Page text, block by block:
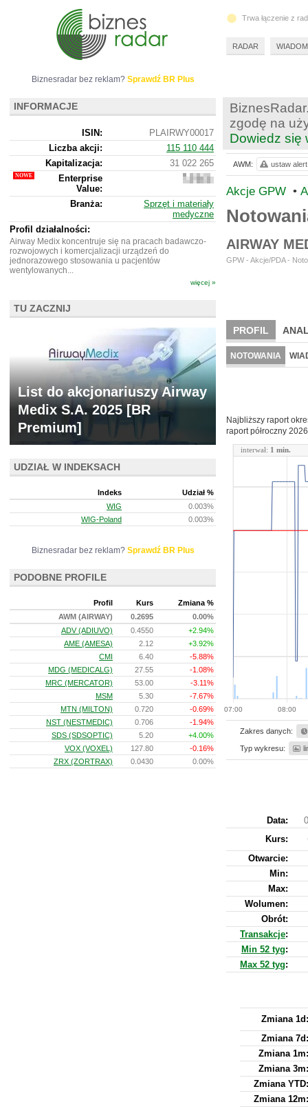
zgodę na
Dowiedz się
Akcje GPW •
AIRWAY
GPW - Akcje/PDA -
PROFIL
BR LAB
NOTOWANIA
Najbliższy raport
raport półroczny
07:00 08:00
interwał: 1 min.
Zakres danych:
Typ wykresu:
Data:
Kurs:
Otwarcie:
Min:
Max:
Wolumen:
Obrót:
Transakcje:
Min 52 tyg:
Max 52 tyg:
Zmiana 1d:
Zmiana 7d:
Zmiana 1m:
Zmiana 3m:
Zmiana YTD:
Zmiana 12m:
AWM: ustaw alert
Biznesradar bez reklam? Sprawdź BR Plus
INFORMACJE
ISIN:
PLAIRWY00017
Liczba akcji:
115 110 444
Kapitalizacja:
31 022 265
Enterprise
Value:
44
265
Branża:
Sprzęt i materiały
medyczne
Profil działalności:
Airway Medix koncentruje się na pracach badawczo-
rozwojowych i komercjalizacji urządzeń do
jednorazowego stosowania u pacjentów
wentylowanych...
więcej »
TU ZACZNIJ
List do akcjonariuszy Airway
Medix S.A. 2025 [BR
Premium]
UDZIAŁ W INDEKSACH
Indeks
Udział %
WIG
0.003%
WIG-Poland
0.003%
Biznesradar bez reklam? Sprawdź BR Plus
PODOBNE PROFILE
Profil Kurs
Zmiana %
AWM (AIRWAY)
0.2695
0.00%
ADV (ADIUVO)
0.4550
+2.94%
AME (AMESA)
2.12
+3.92%
CMI
6.40
-5.88%
MDG (MEDICALG)
27.55
-1.08%
MRC (MERCATOR)
53.00
-3.11%
MSM
5.30
-7.67%
MTN (MILTON)
0.720
-0.69%
NST (NESTMEDIC)
0.706
-1.94%
SDS (SDSOPTIC)
5.20
+4.00%
VOX (VOXEL)
127.80
-0.16%
ZRX (ZORTRAX)
0.0430 0.00%
Trwa łączenie z
RADAR